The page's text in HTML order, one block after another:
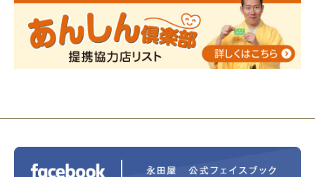
2023/12/16終活なるほど教室＠小さな家族葬ハウ
ス®上鶴間 エンディングノートを書いてみよう！
2023/11/29 永田屋創業110周年記念式典 レンブラ
ントホテル東京町田